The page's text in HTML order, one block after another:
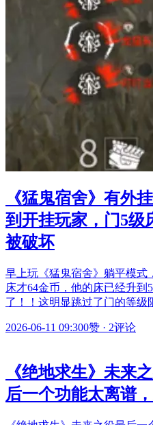
《猛鬼宿舍》有外
到开挂玩家，门5级
被破坏
早上玩《猛鬼宿舍》躺平模式
床才64金币，他的床已经升到
了！！这明显跳过了门的等
2026-06-11 09:300赞 · 2评论
《绝地求生》未来
后一个功能太离谱